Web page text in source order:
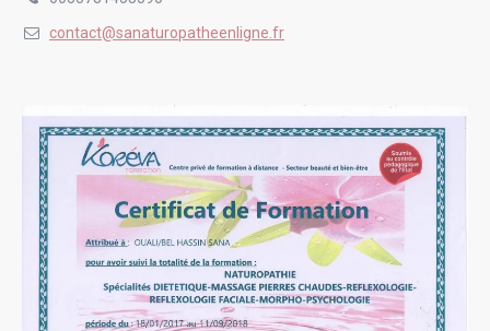
contact@sanaturopatheenligne.fr